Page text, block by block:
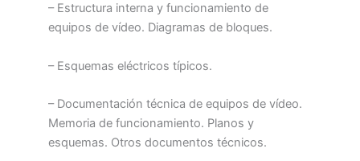
– Estructura interna y funcionamiento de
equipos de vídeo. Diagramas de bloques.
– Esquemas eléctricos típicos.
– Documentación técnica de equipos de vídeo.
Memoria de funcionamiento. Planos y
esquemas. Otros documentos técnicos.